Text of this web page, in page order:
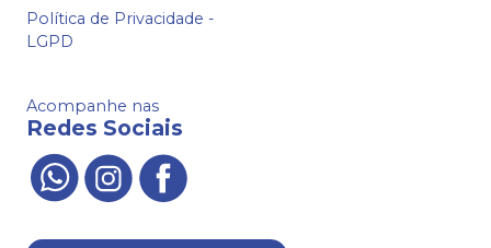
Política de Privacidade -
LGPD
Acompanhe nas
Redes Sociais